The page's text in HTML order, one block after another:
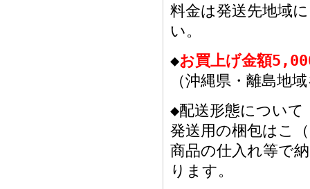
料金は発送先地域
い。
◆お買上げ金額
（沖縄県・離島地
◆配送形態について
発送用の梱包はこ
商品の仕入れ等で
ります。